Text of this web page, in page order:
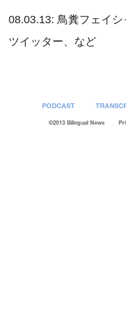
LINK
EMBED
08.03.13: 鳥糞フェイ
ツイッター、など
PODCAST
©2013 Bilingual News